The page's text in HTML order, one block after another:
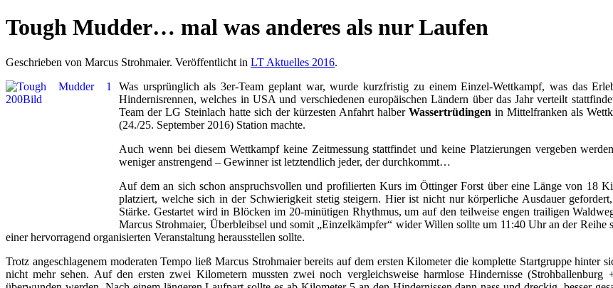
Tough Mudder… mal was anderes als nur Laufen
Geschrieben von Marcus Strohmaier. Veröffentlicht in LT Aktuelles 2016.
Was ursprünglich als 3er-Team geplant war, wurde kurzfristig zu einem Einzel-Wettkampf, was das
Hindernisrennen, welches in USA und verschiedenen europäischen Ländern über das Jahr verteilt
Team der LG Steinlach hatte sich der kürzesten Anfahrt halber Wassertrüdingen in Mittelfranken als
(24./25. September 2016) Station machte.
Auch wenn bei diesem Wettkampf keine Zeitmessung stattfindet und keine Platzierungen vergeben
weniger anstrengend – Gewinner ist letztendlich jeder, der durchkommt…
Auf dem an sich schon anspruchsvollen und profilierten Kurs im Öttinger Forst über eine Länge von 18
platziert, welche sich in der Schwierigkeit stetig steigern. Hier ist nicht nur körperliche Ausdauer
Stärke. Gestartet wird in Blöcken im 20-minütigen Rhythmus, um auf den teilweise engen trailigen
Marcus Strohmaier, Überbleibsel und somit „Einzelkämpfer“ wider Willen sollte um 11:40 Uhr an der Reihe
einer hervorragend organisierten Veranstaltung herausstellen sollte.
Trotz angeschlagenem moderaten Tempo ließ Marcus Strohmaier bereits auf dem ersten Kilometer die komplette Startgruppe hinter
nicht mehr sehen. Auf den ersten zwei Kilometern mussten zwei noch vergleichsweise harmlose Hindernisse